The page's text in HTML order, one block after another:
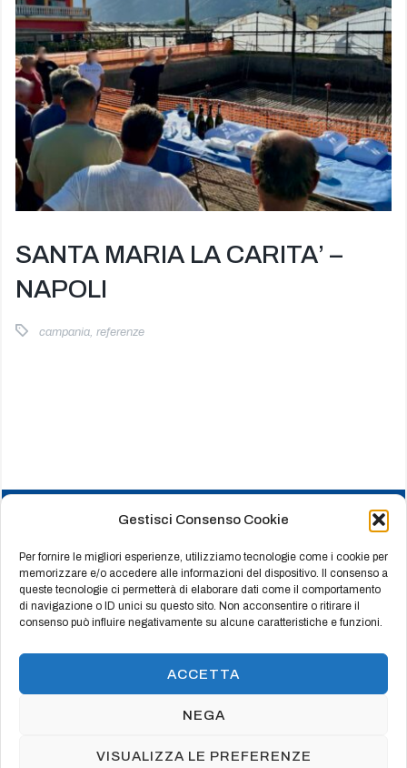
Gestisci Consenso Cookie
Per fornire le migliori esperienze, utilizziamo tecnologie come i cookie per
memorizzare e/o accedere alle informazioni del dispositivo. Il consenso a
queste tecnologie ci permetterà di elaborare dati come il comportamento
di navigazione o ID unici su questo sito. Non acconsentire o ritirare il
consenso può influire negativamente su alcune caratteristiche e funzioni.
ACCETTA
NEGA
VISUALIZZA LE PREFERENZE
SANTA MARIA LA CARITA’ –
NAPOLI
campania, referenze
HOME
CHI SIAMO
PRODOTTI
REFERENZE
s.r.l. - P.Iva 05669120650